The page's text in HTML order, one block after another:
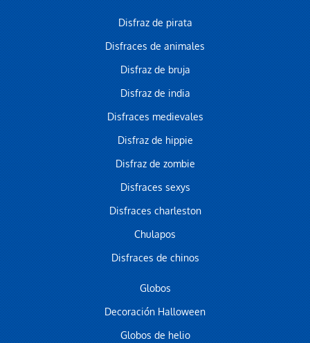
Disfraz de pirata
Disfraces de animales
Disfraz de bruja
Disfraz de india
Disfraces medievales
Disfraz de hippie
Disfraz de zombie
Disfraces sexys
Disfraces charleston
Chulapos
Disfraces de chinos
Globos
Decoración Halloween
Globos de helio